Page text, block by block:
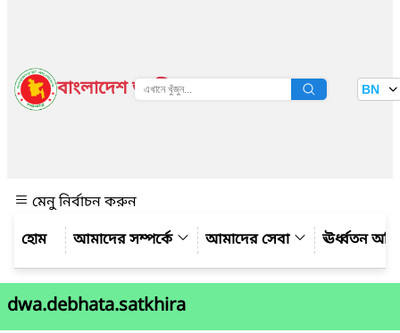
বাংলাদেশ জাতীয় তথ্য বাতায়ন BN
মেনু নির্বাচন করুন
আমাদের সম্পর্কে
আমাদের সেবা ঊর্ধ্বতন
dwa.debhata.satkhira